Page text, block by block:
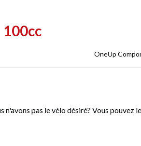
OneUp
n'avons pas le vélo désiré? Vous pouvez le